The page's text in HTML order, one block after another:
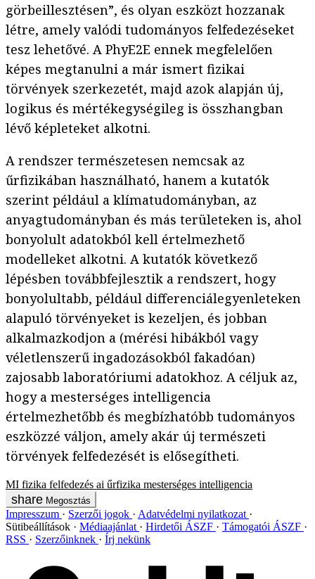
görbeillesztésen”, és olyan eszközt hozzanak
létre, amely valódi tudományos felfedezéseket
tesz lehetővé. A PhyE2E ennek megfelelően
képes megtanulni a már ismert fizikai
törvények szerkezetét, majd azok alapján új,
logikus és mértékegységileg is összhangban
lévő képleteket alkotni.
A rendszer természetesen nemcsak az
űrfizikában használható, hanem a kutatók
szerint például a klímatudományban, az
anyagtudományban és más területeken is, ahol
bonyolult adatokból kell értelmezhető
modelleket alkotni. A kutatók következő
lépésben továbbfejlesztik a rendszert, hogy
bonyolultabb, például differenciálegyenleteken
alapuló törvényeket is kezeljen, és jobban
alkalmazkodjon a (mérési hibákból vagy
véletlenszerű ingadozásokból fakadóan)
zajosabb laboratóriumi adatokhoz. A céljuk az,
hogy a mesterséges intelligencia
értelmezhetőbb és megbízhatóbb tudományos
eszközzé váljon, amely akár új természeti
törvények felfedezését is elősegítheti.
MI fizika felfedezés ai űrfizika mesterséges intelligencia
Megosztás
Impresszum Szerzői jogok
Adatvédelmi nyilatkozat
Sütibeállítások
Médiaajánlat Hirdetői ÁSZF
Támogatói ÁSZF
RSS
Szerzőinknek Írj nekünk